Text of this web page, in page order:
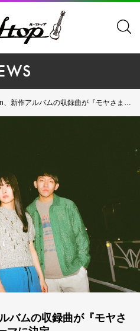
ルバムの収録曲が『モヤさま2』新エンディングテーマに決定
バムの収録曲が『モヤさ